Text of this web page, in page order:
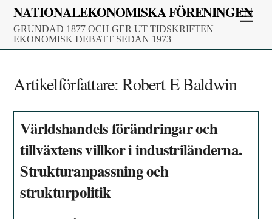
Skip
content
NATIONALEKONOMISKA FÖRENINGEN
GRUNDAD 1877 OCH GER UT TIDSKRIFTEN
EKONOMISK DEBATT SEDAN 1973
Artikelförfattare:Robert E Baldwin
Världshandels förändringar och
tillväxtens villkor i industriländerna.
Strukturanpassning och
strukturpolitik